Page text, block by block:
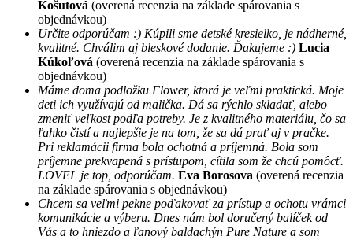
Košutová (overená recenzia na základe spárovania s
objednávkou)
Určite odporúčam :) Kúpili sme detské kresielko, je nádherné,
kvalitné. Chválim aj bleskové dodanie. Ďakujeme :) Lucia
Kúkoľová (overená recenzia na základe spárovania s
objednávkou)
Máme doma podložku Flower, ktorá je veľmi praktická. Moje
deti ich využívajú od malička. Dá sa rýchlo skladať, alebo
zmeniť veľkost podľa potreby. Je z kvalitného materiálu, čo sa
ľahko čistí a najlepšie je na tom, že sa dá prať aj v pračke.
Pri reklamácii firma bola ochotná a príjemná. Bola som
príjemne prekvapená s prístupom, cítila som že chcú pomôcť.
LOVEL je top, odporúčam. Eva Borosova (overená recenzia
na základe spárovania s objednávkou)
Chcem sa veľmi pekne poďakovať za prístup a ochotu vrámci
komunikácie a výberu. Dnes nám bol doručený balíček od
Vás a to hniezdo a ľanový baldachýn Pure Nature a som